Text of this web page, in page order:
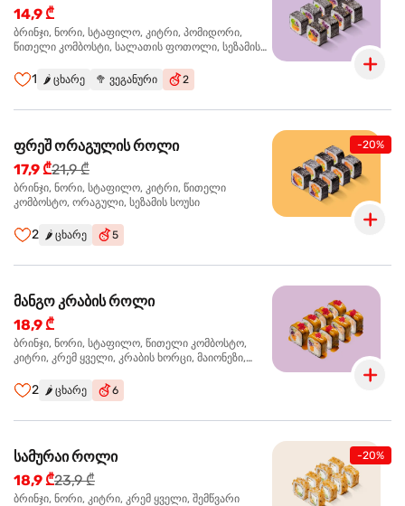
14,9 ₾
ბრინჯი, ნორი, სტაფილო, კიტრი, პომიდორი,
წითელი კომბოსტი, სალათის ფოთოლი, სეზამის
1 🌶️ ცხარე 🥦 ვეგანური 2
-20%
ფრეშ ორაგულის როლი
17,9 ₾21,9 ₾
ბრინჯი, ნორი, სტაფილო, კიტრი, წითელი
კომბოსტო, ორაგული, სეზამის სოუსი
2 🌶️ ცხარე 5
მანგო კრაბის როლი
18,9 ₾
ბრინჯი, ნორი, სტაფილო, წითელი კომბოსტო,
კიტრი, კრემ ყველი, კრაბის ხორცი, მაიონეზი,
2 🌶️ ცხარე 6
-20%
სამურაი როლი
18,9 ₾23,9 ₾
ბრინჯი, ნორი, კიტრი, კრემ ყველი, შემწვარი